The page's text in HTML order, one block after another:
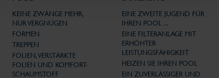
KEINE ZWÄNGE MEHR,
NÜR VERGNÜGEN
FORMEN
TREPPEN
FOLIEN, VERSTÄRKTE
FOLIEN UND KOMFORT-
SCHAUMSTOFF
EINE ZWEITE JUGEND FÜR
IHREN POOL ...
EINE FILTERANLAGE MIT
ERHÖHTER
LEISTUNGSFÄHIGKEIT
HEIZEN SIE IHREN POOL
EIN ZUVERLÄSSIGER UND